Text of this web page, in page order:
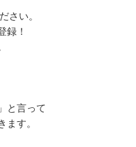
さい。
録！
と言って
ます。